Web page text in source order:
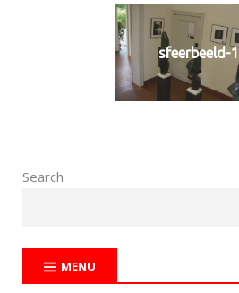
sfeerbeeld-
Search
MENU